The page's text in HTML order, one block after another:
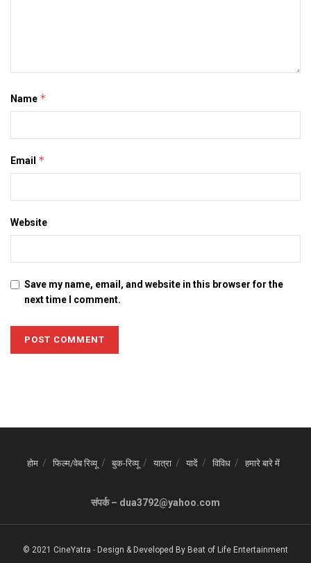
Name *
Email *
Website
Save my name, email, and website in this browser for the
next time I comment.
होम फिल्म/वेब रिव्यू बुक-रिव्यू यात्रा यादें विविध हमारे बारे में
संपर्क – dua3792@yahoo.com
© 2021 CineYatra - Design & Developed By Beat of Life Entertainment